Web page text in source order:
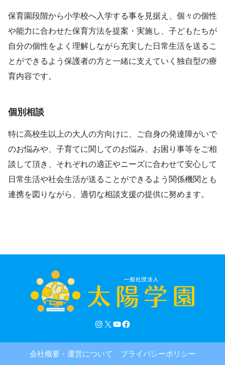
保育園段階から小学校へ入学する事を見据え、個々の個性
や能力に合わせた保育方法を提案・実施し、子どもたちが
自分の個性をよく理解しながら充実した日常生活を送るこ
とができるよう保護者の方と一緒に支えていく独自型の療
育内容です。
個別相談
特に高校生以上の大人の方向けに、ご自身の発達障がいで
のお悩みや、子育てに関してのお悩み、お困り事等をご相
談して頂き、それぞれの適正やニーズに合わせて安心して
日常生活や社会生活が送ることができるよう関係機関とも
連携を図りながら、適切な相談支援の提供に努めます。
会社概要・運営について
プライバシーポリシー